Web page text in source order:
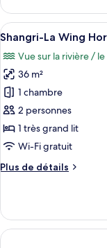
Horizon
Executive
Suite,
1
King
Bed
le
type
de
chambre
Shangri-
La
Wing
Horizon
Executive
Suite,
King
Afficher
toutes
les
photos
pour
ce
type
de
chambre :
Shangri-
Horizon
Club
6
Shangri-La Wing
Vue sur la rivière /
36 m²
1 chambre
2 personnes
1 très grand lit
Wi-Fi gratuit
Plus de détails
Plus
le
type
de